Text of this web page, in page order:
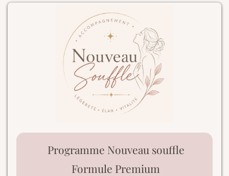
Programme Nouveau souffle
Formule Premium